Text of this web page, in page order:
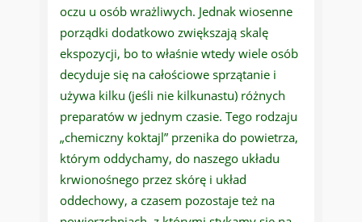
oczu u osób wrażliwych. Jednak wiosenne
porządki dodatkowo zwiększają skalę
ekspozycji, bo to właśnie wtedy wiele osób
decyduje się na całościowe sprzątanie i
używa kilku (jeśli nie kilkunastu) różnych
preparatów w jednym czasie. Tego rodzaju
„chemiczny koktajl” przenika do powietrza,
którym oddychamy, do naszego układu
krwionośnego przez skórę i układ
oddechowy, a czasem pozostaje też na